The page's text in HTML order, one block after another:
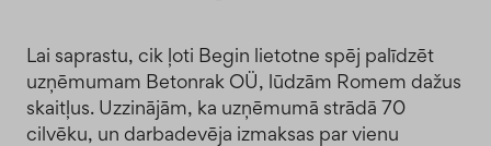
Lai saprastu, cik ļoti Begin lietotne spēj palīdzēt
uzņēmumam Betonrak OÜ, lūdzām Romem dažus
skaitļus. Uzzinājām, ka uzņēmumā strādā 70
cilvēku, un darbadevēja izmaksas par vienu